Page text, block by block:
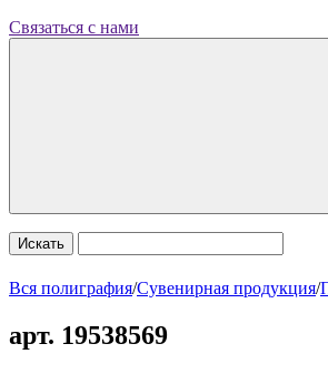
Связаться с нами
Искать
Вся полиграфия/Сувенирная продукция/
арт. 19538569